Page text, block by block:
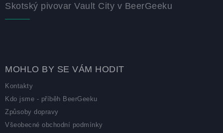
Skotský pivovar Vault City v BeerGeeku
MOHLO BY SE VÁM HODIT
Kontakty
Kdo jsme - příběh BeerGeeku
Způsoby dopravy
Všeobecné obchodní podmínky